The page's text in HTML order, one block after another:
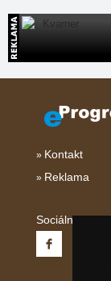
Kontakt
Reklama
Sociální sítě: